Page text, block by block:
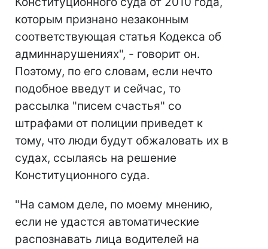
которым признано незаконным
соответствующая статья Кодекса об
админнарушениях", - говорит он.
Поэтому, по его словам, если нечто
подобное введут и сейчас, то
рассылка "писем счастья" со
штрафами от полиции приведет к
тому, что люди будут обжаловать их в
судах, ссылаясь на решение
Конституционного суда.
"На самом деле, по моему мнению,
если не удастся автоматические
распознавать лица водителей на